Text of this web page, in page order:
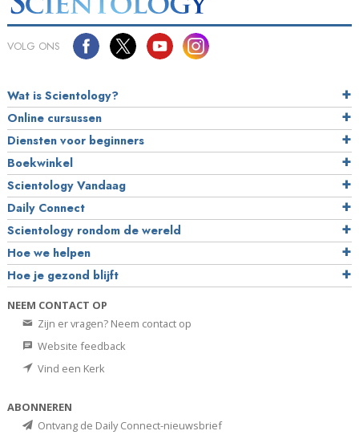
VOLG ONS
Wat is Scientology?
Online cursussen
Diensten voor beginners
Boekwinkel
Scientology Vandaag
Daily Connect
Scientology rondom de wereld
Hoe we helpen
Hoe je gezond blijft
NEEM CONTACT OP
Zijn er vragen? Neem contact op
Website feedback
Vind een Kerk
ABONNEREN
Ontvang de Daily Connect-nieuwsbrief